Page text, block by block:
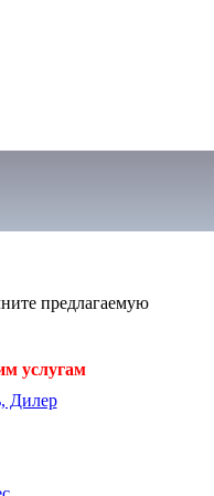
предлагаемую
услугам
Дилер